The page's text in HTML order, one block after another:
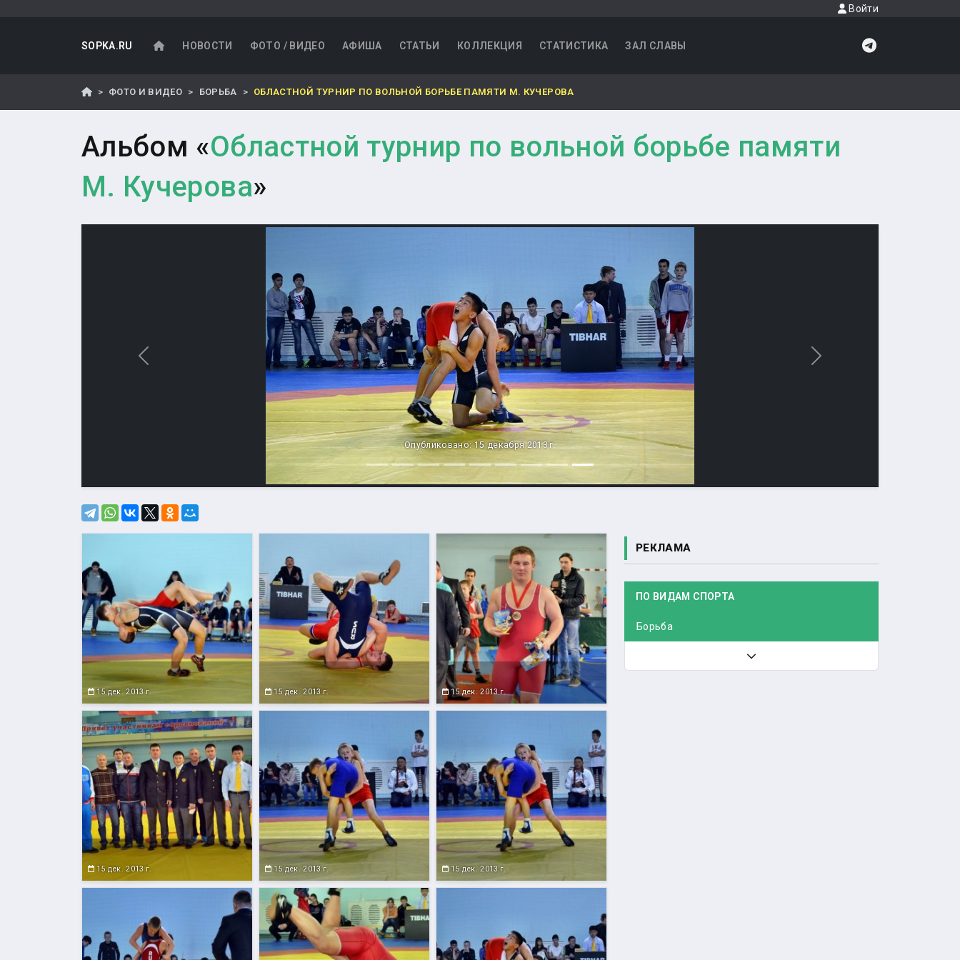
Войти
SOPKA.RU НОВОСТИ ФОТО / ВИДЕО АФИША СТАТЬИ КОЛЛЕКЦИЯ СТАТИСТИКА ЗАЛ СЛАВЫ
ФОТО И ВИДЕО БОРЬБА ОБЛАСТНОЙ ТУРНИР ПО ВОЛЬНОЙ БОРЬБЕ ПАМЯТИ М. КУЧЕРОВА
Альбом «Областной турнир по вольной борьбе памяти
М. Кучерова»
Опубликовано: 15 декабря 2013 г.
Назад Вперед
15 дек. 2013 г. 15 дек. 2013 г. 15 дек. 2013 г.
15 дек. 2013 г. 15 дек. 2013 г. 15 дек. 2013 г.
РЕКЛАМА
ПО ВИДАМ СПОРТА
Борьба